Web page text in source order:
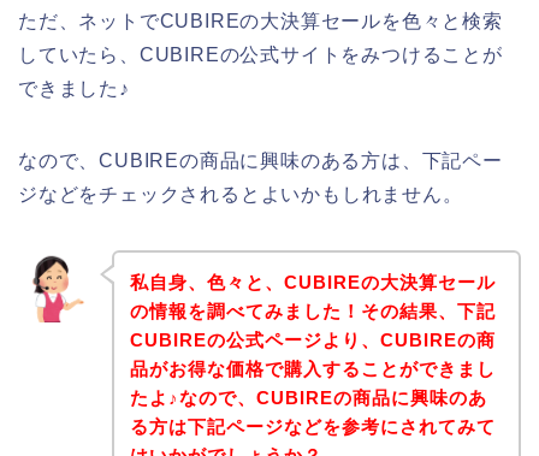
ただ、ネットでCUBIREの大決算セールを色々と検索
していたら、CUBIREの公式サイトをみつけることが
できました♪
なので、CUBIREの商品に興味のある方は、下記ペー
ジなどをチェックされるとよいかもしれません。
私自身、色々と、CUBIREの大決算セール
の情報を調べてみました！その結果、下記
CUBIREの公式ページより、CUBIREの商
品がお得な価格で購入することができまし
たよ♪なので、CUBIREの商品に興味のあ
る方は下記ページなどを参考にされてみて